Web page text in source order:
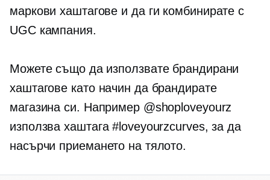
маркови хаштагове и да ги комбинирате с
UGC кампания.
Можете също да използвате брандирани
хаштагове като начин да брандирате
магазина си. Например @shoploveyourz
използва хаштага #loveyourzcurves, за да
насърчи приемането на тялото.